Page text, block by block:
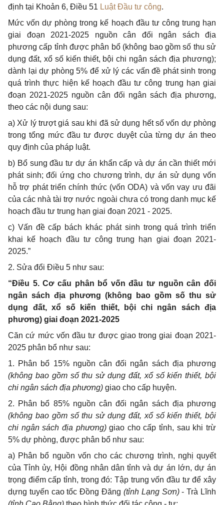
định tại Khoản 6, Điều 51 Luật Đầu tư công.
Mức vốn dự phòng trong kế hoạch đầu tư công trung hạn
giai đoạn 2021-2025 nguồn cân đối ngân sách địa
phương cấp tỉnh được phân bổ (không bao gồm số thu sử
dụng đất, xổ số kiến thiết, bội chi ngân sách địa phương);
dành lại dự phòng 5% để xử lý các vấn đề phát sinh trong
quá trình thực hiện kế hoạch đầu tư công trung hạn giai
đoạn 2021-2025 nguồn cân đối ngân sách địa phương,
theo các nội dung sau:
a) Xử lý trượt giá sau khi đã sử dụng hết số vốn dự phòng
trong tổng mức đầu tư được duyệt của từng dự án theo
quy định của pháp luật.
b) Bổ sung đầu tư dự án khẩn cấp và dự án cần thiết mới
phát sinh; đối ứng cho chương trình, dự án sử dụng vốn
hỗ trợ phát triển chính thức (vốn ODA) và vốn vay ưu đãi
của các nhà tài trợ nước ngoài chưa có trong danh mục kế
hoạch đầu tư trung hạn giai đoạn 2021 - 2025.
c) Vấn đề cấp bách khác phát sinh trong quá trình triển
khai kế hoạch đầu tư công trung hạn giai đoạn 2021-
2025.”
2. Sửa đổi Điều 5 như sau:
“Điều 5. Cơ cấu phân bổ vốn đầu tư nguồn cân đối
ngân sách địa phương (không bao gồm số thu sử
dụng đất, xổ số kiến thiết, bội chi ngân sách địa
phương) giai đoạn 2021-2025
Căn cứ mức vốn đầu tư được giao trong giai đoạn 2021-
2025 phân bổ như sau:
1. Phân bổ 15% nguồn cân đối ngân sách địa phương
(không bao gồm số thu sử dụng đất, xổ số kiến thiết, bội
chi ngân sách địa phương) giao cho cấp huyện.
2. Phân bổ 85% nguồn cân đối ngân sách địa phương
(không bao gồm số thu sử dụng đất, xổ số kiến thiết, bội
chi ngân sách địa phương)giao cho cấp tỉnh, sau khi trừ
5% dự phòng, được phân bổ như sau:
a) Phân bổ nguồn vốn cho các chương trình, nghị quyết
của Tỉnh ủy, Hội đồng nhân dân tỉnh và dự án lớn, dự án
trọng điểm cấp tỉnh, trong đó: Tập trung vốn đầu tư để xây
dựng tuyến cao tốc Đồng Đăng (tỉnh Lạng Sơn)- Trà Lĩnh